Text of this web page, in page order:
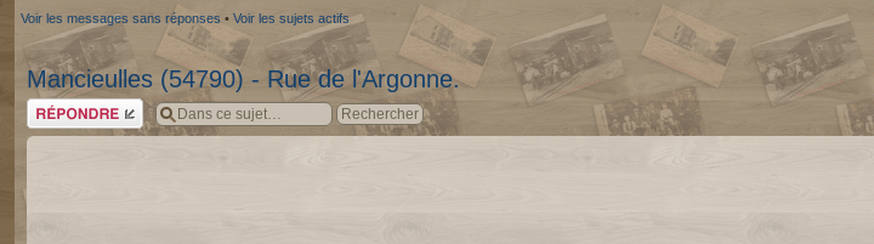
Voir les messages sans réponses • Voir les sujets actifs
Mancieulles (54790) - Rue de l'Argonne.
Répondre